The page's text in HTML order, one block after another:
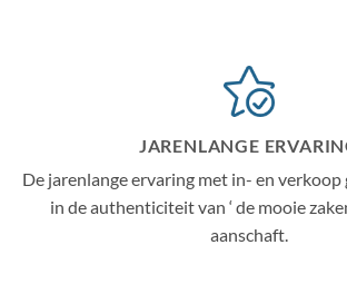
JARENLANGE
De jarenlange ervaring met in- en
in de authenticiteit van ‘ de mooie
aanschaft.